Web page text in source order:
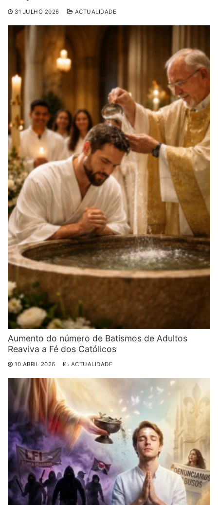
31 JULHO 2026 ACTUALIDADE
Aumento do número de Batismos de Adultos
Reaviva a Fé dos Católicos
10 ABRIL 2026 ACTUALIDADE